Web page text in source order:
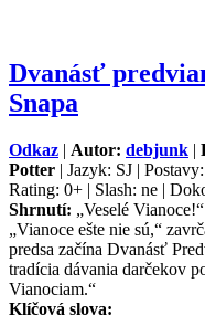
Dvanásť
Snapa
Odkaz | Autor: debjunk |
Potter | Jazyk: SJ |
Rating: 0+ | Slash: ne |
Shrnutí: „Veselé
„Vianoce ešte nie sú,“
predsa začína Dvanásť
tradícia dávania darčekov
Vianociam.“
Klíčová slova: